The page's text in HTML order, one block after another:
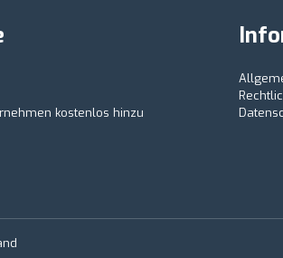
kostenlos hinzu